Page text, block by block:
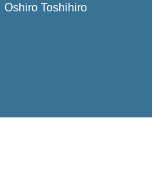
Oshiro Toshihiro